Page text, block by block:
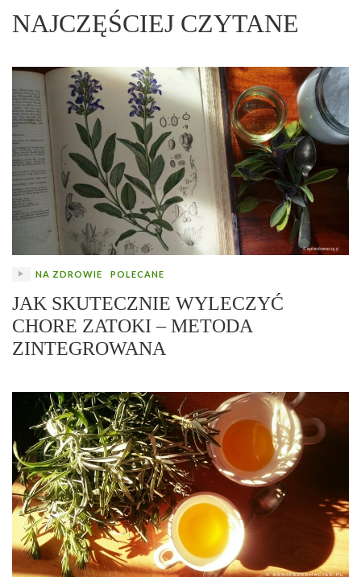
NAJCZĘŚCIEJ CZYTANE
NA ZDROWIE POLECANE
JAK SKUTECZNIE WYLECZYĆ
CHORE ZATOKI – METODA
ZINTEGROWANA